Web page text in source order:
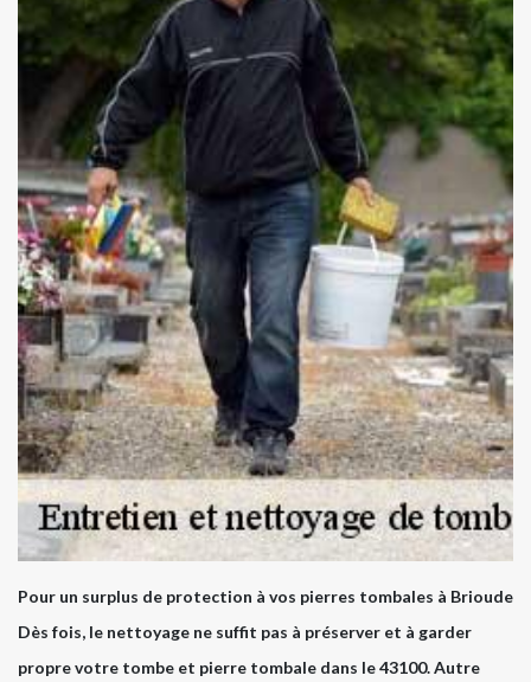
Pour un surplus de protection à vos pierres tombales à Brioude
Dès fois, le nettoyage ne suffit pas à préserver et à garder
propre votre tombe et pierre tombale dans le 43100. Autre